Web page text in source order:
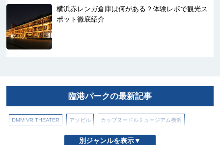
横浜赤レンガ倉庫は何がある？体験レポで観光ス
ポット徹底紹介
臨港パークの最新記事
DMM VR THEATER アソビル カップヌードルミュージアム横浜
コニカミノルタプラネタリアYOKOHAMA パシフィコ横浜
別ジャンルを表示▼